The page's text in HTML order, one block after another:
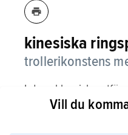
kinesiska
trollerikonstens
I dess klassiska
trollkonstnären åtta
Vill du